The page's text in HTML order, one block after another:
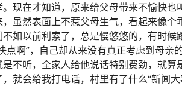
现在才知道，原来给父母带来不愉快
虽然表面上不惹父母生气，看起来像
如以前利索了，总是慢悠悠的，有时
点啊”，自己却从来没有真正考虑到母
不听，全家人给他说话特别费劲，就
就会给我打电话，村里有了什么“新闻